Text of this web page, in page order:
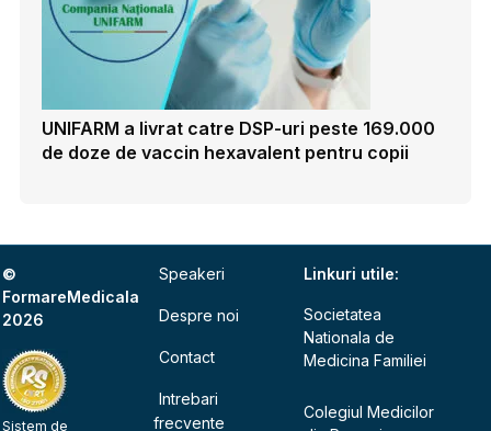
UNIFARM a livrat catre DSP-uri peste 169.000
de doze de vaccin hexavalent pentru copii
©
FormareMedicala
2026
Sistem de
Speakeri
Despre noi
Contact
Intrebari
frecvente
Linkuri utile:
Societatea
Nationala de
Medicina Familiei
Colegiul Medicilor